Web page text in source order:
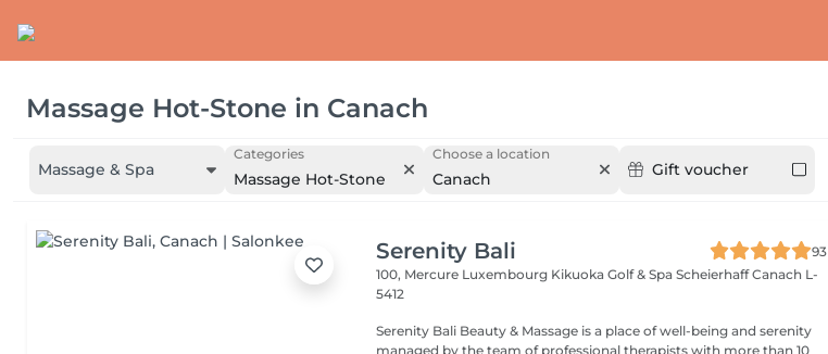
Massage Hot-Stone in Canach
Massage & Spa
Categories
Massage Hot-Stone
Choose a location
Canach Gift voucher
Serenity Bali
93
100, Mercure Luxembourg Kikuoka Golf & Spa ScheierhaffCanach L-
5412
Serenity Bali Beauty & Massage is a place of well-being and serenity
managed by the team of professional therapists with more than 10